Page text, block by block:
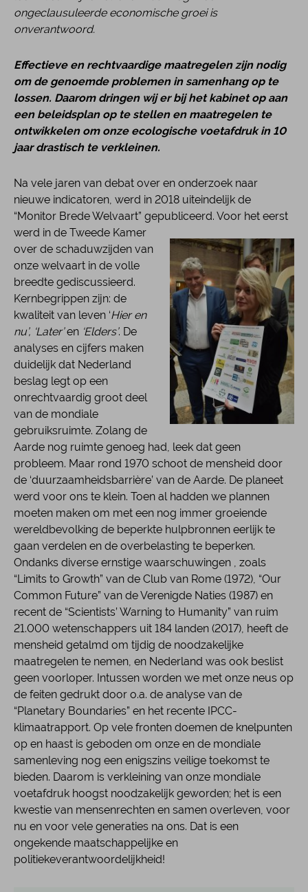
ongeclausuleerde economische groei is
onverantwoord.
Effectieve en rechtvaardige maatregelen zijn nodig
om de genoemde problemen in samenhang op te
lossen. Daarom dringen wij er bij het kabinet op aan
een beleidsplan op te stellen en maatregelen te
ontwikkelen om onze ecologische voetafdruk in 10
jaar drastisch te verkleinen.
Na vele jaren van debat over en onderzoek naar
nieuwe indicatoren, werd in 2018 uiteindelijk de
“Monitor Brede Welvaart” gepubliceerd. Voor het eerst
werd in de Tweede Kamer
over de schaduwzijden van
onze welvaart in de volle
breedte gediscussieerd.
Kernbegrippen zijn: de
kwaliteit van leven ‘Hier en
nu’, ‘Later’en ‘Elders’. De
analyses en cijfers maken
duidelijk dat Nederland
beslag legt op een
onrechtvaardig groot deel
van de mondiale
gebruiksruimte. Zolang de
Aarde nog ruimte genoeg had, leek dat geen
probleem. Maar rond 1970 schoot de mensheid door
de ‘duurzaamheidsbarrière’ van de Aarde. De planeet
werd voor ons te klein. Toen al hadden we plannen
moeten maken om met een nog immer groeiende
wereldbevolking de beperkte hulpbronnen eerlijk te
gaan verdelen en de overbelasting te beperken.
Ondanks diverse ernstige waarschuwingen , zoals
“Limits to Growth” van de Club van Rome (1972), “Our
Common Future” van de Verenigde Naties (1987) en
recent de “Scientists’ Warning to Humanity” van ruim
21.000 wetenschappers uit 184 landen (2017), heeft de
mensheid getalmd om tijdig de noodzakelijke
maatregelen te nemen, en Nederland was ook beslist
geen voorloper. Intussen worden we met onze neus op
de feiten gedrukt door o.a. de analyse van de
“Planetary Boundaries” en het recente IPCC-
klimaatrapport. Op vele fronten doemen de knelpunten
op en haast is geboden om onze en de mondiale
samenleving nog een enigszins veilige toekomst te
bieden. Daarom is verkleining van onze mondiale
voetafdruk hoogst noodzakelijk geworden; het is een
kwestie van mensenrechten en samen overleven, voor
nu en voor vele generaties na ons. Dat is een
ongekende maatschappelijke en
politiekeverantwoordelijkheid!